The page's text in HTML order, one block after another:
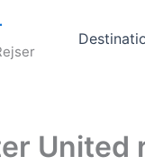
United